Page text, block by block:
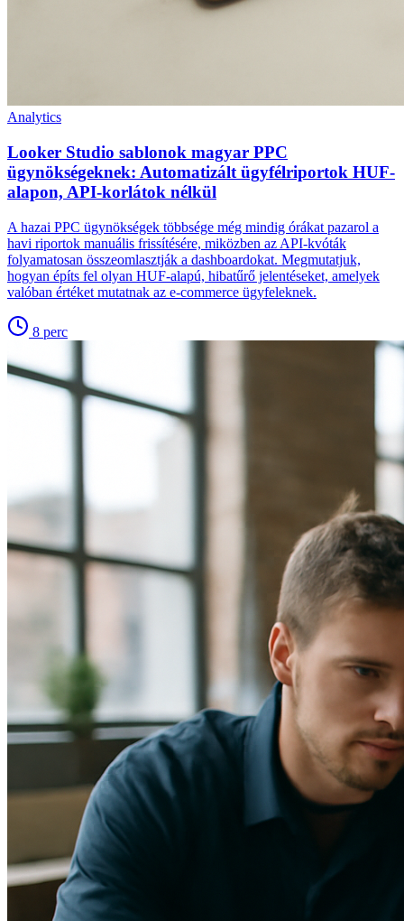
Analytics
Looker Studio sablonok magyar PPC
ügynökségeknek: Automatizált ügyfélriportok HUF-
alapon, API-korlátok nélkül
A hazai PPC ügynökségek többsége még mindig órákat pazarol a
havi riportok manuális frissítésére, miközben az API-kvóták
folyamatosan összeomlasztják a dashboardokat. Megmutatjuk,
hogyan építs fel olyan HUF-alapú, hibatűrő jelentéseket, amelyek
valóban értéket mutatnak az e-commerce ügyfeleknek.
8 perc